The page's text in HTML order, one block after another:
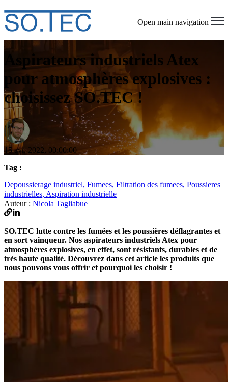
Open main navigation
Aspirateurs industriels Atex
pour atmosphères explosives :
choisissez SO.TEC !
15 avr. 2022, 00:00:00
Tag :
Depoussierage industriel, Fumees, Filtration des fumees, Poussieres
industrielles, Aspiration industrielle
Auteur : Nicola Tagliabue
SO.TEC lutte contre les fumées et les poussières déflagrantes et
en sort vainqueur. Nos aspirateurs industriels Atex pour
atmosphères explosives, en effet, sont résistants, durables et de
très haute qualité. Découvrez dans cet article les produits que
nous pouvons vous offrir et pourquoi les choisir !